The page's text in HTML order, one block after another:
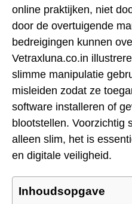
online praktijken, niet
door de overtuigende
bedreigingen kunnen
Vetraxluna.co.in
slimme manipulatie
misleiden zodat ze
software installeren of
blootstellen. Voorzichtig
alleen slim, het is
en digitale veiligheid.
Inhoudsopgave